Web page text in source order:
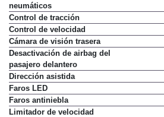
neumáticos
Control de tracción
Control de velocidad
Cámara de visión trasera
Desactivación de airbag del
pasajero delantero
Dirección asistida
Faros LED
Faros antiniebla
Limitador de velocidad